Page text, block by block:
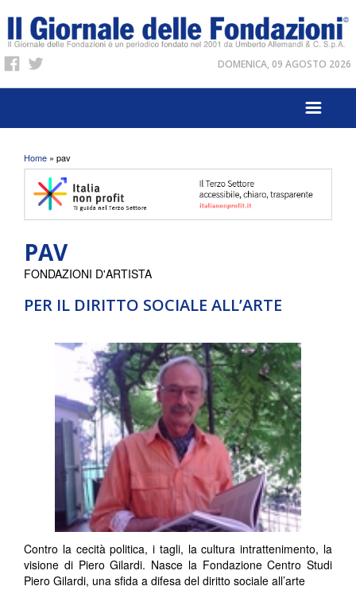
DOMENICA, 09 AGOSTO 2026
Tu sei qui
Home » pav
PAV
PER IL DIRITTO SOCIALE ALL’ARTE
FONDAZIONI D'ARTISTA
Contro la cecità politica, i tagli, la cultura intrattenimento, la
visione di Piero Gilardi. Nasce la Fondazione Centro Studi
Piero Gilardi, una sfida a difesa del diritto sociale all’arte